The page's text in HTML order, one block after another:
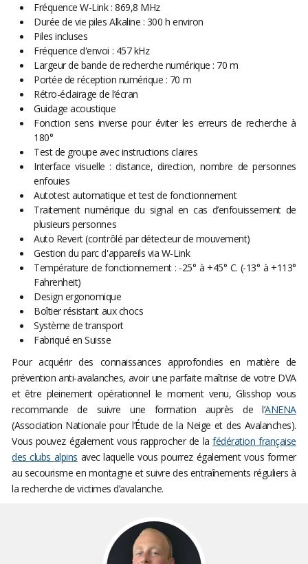
Fréquence W-Link : 869,8 MHz
Durée de vie piles Alkaline : 300 h environ
Piles incluses
Fréquence d'envoi : 457 kHz
Largeur de bande de recherche numérique : 70 m
Portée de réception numérique : 70 m
Rétro-éclairage de l’écran
Guidage acoustique
Fonction sens inverse pour éviter les erreurs de recherche à
180°
Test de groupe avec instructions claires
Interface visuelle : distance, direction, nombre de personnes
enfouies
Autotest automatique et test de fonctionnement
Traitement numérique du signal en cas d’enfouissement de
plusieurs personnes
Auto Revert (contrôlé par détecteur de mouvement)
Gestion du parc d'appareils via W-Link
Température de fonctionnement : -25° à +45° C. (-13° à +113°
Fahrenheit)
Design ergonomique
Boîtier résistant aux chocs
Système de transport
Fabriqué en Suisse
Pour acquérir des connaissances approfondies en matière de
prévention anti-avalanches, avoir une parfaite maîtrise de votre DVA
et être pleinement opérationnel le moment venu, Glisshop vous
recommande de suivre une formation auprès de l’ANENA
(Association Nationale pour l’Étude de la Neige et des Avalanches).
Vous pouvez également vous rapprocher de lafédération française
des clubs alpins avec laquelle vous pourrez également vous former
au secourisme en montagne et suivre des entraînements réguliers à
la recherche de victimes d’avalanche.